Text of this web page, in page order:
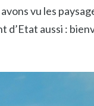
vu les
aussi :